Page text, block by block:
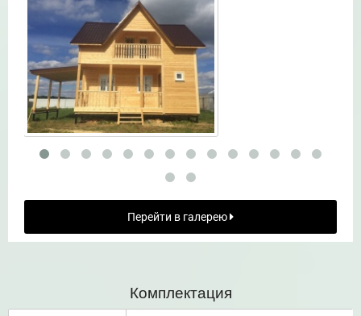
Перейти в галерею
Комплектация